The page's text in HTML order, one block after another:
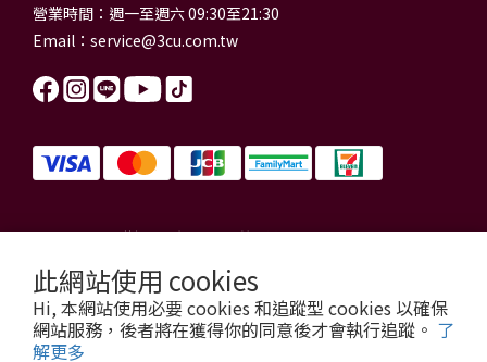
此網站使用 cookies
Hi, 本網站使用必要 cookies 和追蹤型 cookies 以確保
網站服務，後者將在獲得你的同意後才會執行追蹤。 了
解更多
營業時間：週一至週六 09:30至21:30
Email： service@3cu.com.tw
信源電器有限公司 統一編號：84179325
信源電器 版權所有
copyright © 2026 3cu.com.tw All Rights Reserved.